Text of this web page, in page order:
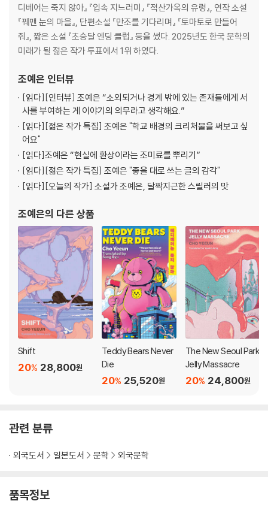
디베어는 죽지 않아』 『입속 지느러미』 『적산가옥의 유령』, 연작 소설
『꿰맨 눈의 마을』, 단편소설 『만조를 기다리며』 『토마토로 만들어
줘』, 짧은 소설 『초승달 엔딩 클럽』 등을 썼다. 2025년도 한국 문학의
미래가 될 젊은 작가 투표에서 1위 하였다.
조예은 인터뷰
[읽다] [인터뷰] 조예은 “소외되거나 경계 밖에 있는 존재들에게 서
사를 부여하는 게 이야기의 의무라고 생각해요.”
[읽다] [젊은 작가 특집] 조예은 "학교 배경의 크리처물을 써보고 싶
어요"
[읽다]조예은 “현실에 환상이라는 조미료를 뿌리기”
[읽다] [젊은 작가 특집] 조예은 "좋을 대로 쓰는 글의 감각"
[읽다] [오늘의 작가] 소설가 조예은, 달짝지근한 스릴러의 맛
조예은의 다른 상품
Shift
28,800원
20%
Teddy Bears Never
Die
25,520원
20%
The New Seoul Park
Jelly Massacre
24,800원
20%
관련 분류
외국도서 일본도서 문학 외국문학
품목정보